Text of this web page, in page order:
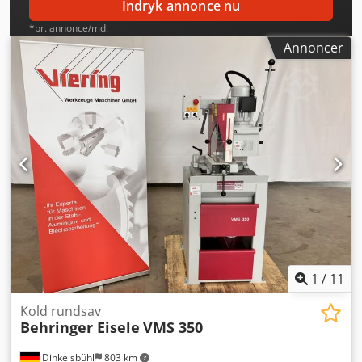
Indryk annonce nu
*pr. annonce/md.
Annoncer
1 / 11
Dinkelsbühl 803 km
Kold rundsav
Behringer Eisele VMS 350